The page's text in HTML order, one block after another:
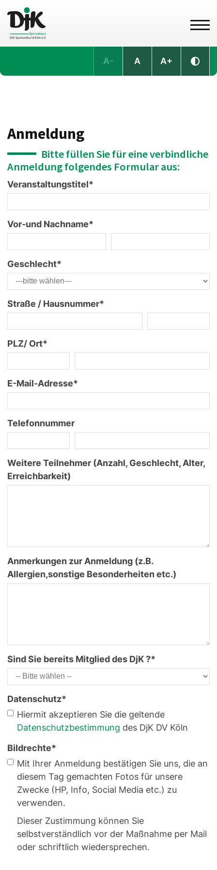
A- A A+
Anmeldung
Bitte füllen Sie für eine verbindliche
Anmeldung folgendes Formular aus:
Veranstaltungstitel*
Vor-und Nachname*
Geschlecht*
Straße / Hausnummer*
PLZ/ Ort*
E-Mail-Adresse*
Telefonnummer
Weitere Teilnehmer (Anzahl, Geschlecht, Alter,
Erreichbarkeit)
Anmerkungen zur Anmeldung (z.B.
Allergien,sonstige Besonderheiten etc.)
Sind Sie bereits Mitglied des DjK ?*
Datenschutz*
Hiermit akzeptieren Sie die geltende
Datenschutzbestimmung des DjK DV Köln
Bildrechte*
Mit Ihrer Anmeldung bestätigen Sie uns, die an
diesem Tag gemachten Fotos für unsere
Zwecke (HP, Info, Social Media etc.) zu
verwenden.
Dieser Zustimmung können Sie
selbstverständlich vor der Maßnahme per Mail
oder schriftlich wiedersprechen.